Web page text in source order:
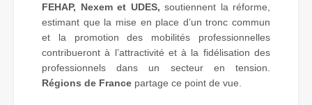
FEHAP, Nexem et UDES, soutiennent la réforme,
estimant que la mise en place d’un tronc commun
et la promotion des mobilités professionnelles
contribueront à l’attractivité et à la fidélisation des
professionnels dans un secteur en tension.
Régions de France partage ce point de vue.